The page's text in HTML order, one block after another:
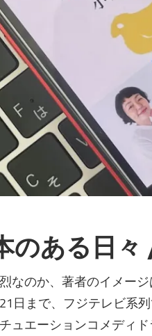
のある日々
なのか、著者のイメー
日まで、フジテレビ系
ュエーションコメディ